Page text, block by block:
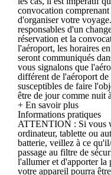
convocation
d'organiser votre
responsables d'un
réservation et la
l'aéroport, les horaires
seront communiqués
vous signalons que
différent de l'aéroport
susceptibles de faire
être de jour comme nuit
+ En savoir plus
Informations pratiques
ATTENTION : Si vous
ordinateur, tablette ou
batterie, veillez à ce
passage au filtre de
l'allumer et d'apporter
votre appareil pourra